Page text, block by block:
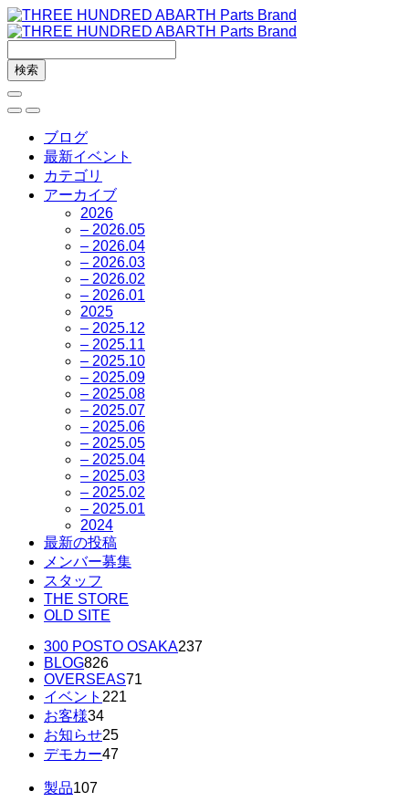
ブログ
最新イベント
カテゴリ
アーカイブ
2026
– 2026.05
– 2026.04
– 2026.03
– 2026.02
– 2026.01
2025
– 2025.12
– 2025.11
– 2025.10
– 2025.09
– 2025.08
– 2025.07
– 2025.06
– 2025.05
– 2025.04
– 2025.03
– 2025.02
– 2025.01
2024
最新の投稿
メンバー募集
スタッフ
THE STORE
OLD SITE
300 POSTO OSAKA237
BLOG826
OVERSEAS71
イベント 221
お客様34
お知らせ25
デモカー47
製品107